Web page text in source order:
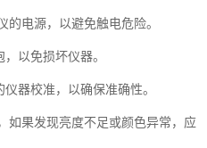
的电源，以避免触电危险。
以免损坏仪器。
器校准，以确保准确性。
如果发现亮度不足或颜色异常，应